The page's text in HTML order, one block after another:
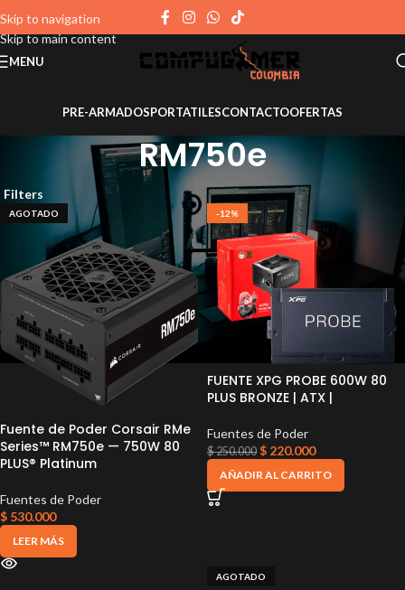
Skip to navigation
Skip to main content
MENU
PRE-ARMADOSPORTATILESCONTACTOOFERTAS
RM750e
Filters
AGOTADO
Fuente de Poder Corsair RMe
Series™ RM750e — 750W 80
PLUS® Platinum
Fuentes de Poder
$ 530.000
LEER MÁS
-12%
FUENTE XPG PROBE 600W 80
PLUS BRONZE | ATX |
Fuentes de Poder
$250.000 $ 220.000
AÑADIR AL CARRITO
AGOTADO